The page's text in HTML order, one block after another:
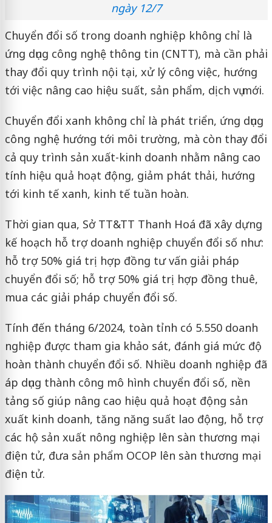
ngày 12/7
Chuyển đổi số trong doanh nghiệp không chỉ là
ứng dụng công nghệ thông tin (CNTT), mà cần phải
thay đổi quy trình nội tại, xử lý công việc, hướng
tới việc nâng cao hiệu suất, sản phẩm, dịch vụ mới.
Chuyển đổi xanh không chỉ là phát triển, ứng dụng
công nghệ hướng tới môi trường, mà còn thay đổi
cả quy trình sản xuất-kinh doanh nhằm nâng cao
tính hiệu quả hoạt động, giảm phát thải, hướng
tới kinh tế xanh, kinh tế tuần hoàn.
Thời gian qua, Sở TT&TT Thanh Hoá đã xây dựng
kế hoạch hỗ trợ doanh nghiệp chuyển đổi số như:
hỗ trợ 50% giá trị hợp đồng tư vấn giải pháp
chuyển đổi số; hỗ trợ 50% giá trị hợp đồng thuê,
mua các giải pháp chuyển đổi số.
Tính đến tháng 6/2024, toàn tỉnh có 5.550 doanh
nghiệp được tham gia khảo sát, đánh giá mức độ
hoàn thành chuyển đổi số. Nhiều doanh nghiệp đã
áp dụng thành công mô hình chuyển đổi số, nền
tảng số giúp nâng cao hiệu quả hoạt động sản
xuất kinh doanh, tăng năng suất lao động, hỗ trợ
các hộ sản xuất nông nghiệp lên sàn thương mại
điện tử, đưa sản phẩm OCOP lên sàn thương mại
điện tử.